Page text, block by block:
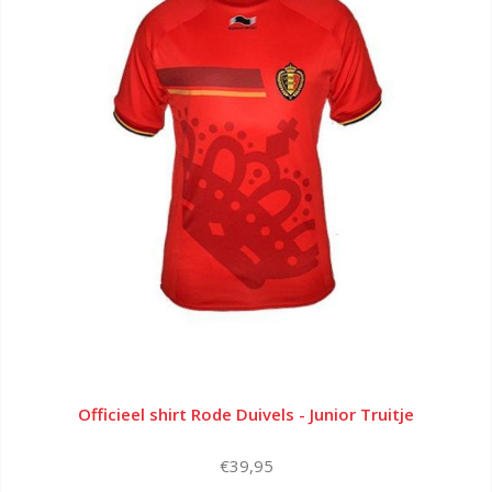
Officieel shirt Rode Duivels - Junior Truitje
€39,95